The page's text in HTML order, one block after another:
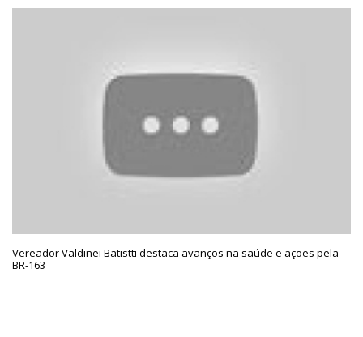
Vereador Valdinei Batistti destaca avanços na saúde e ações pela
BR-163